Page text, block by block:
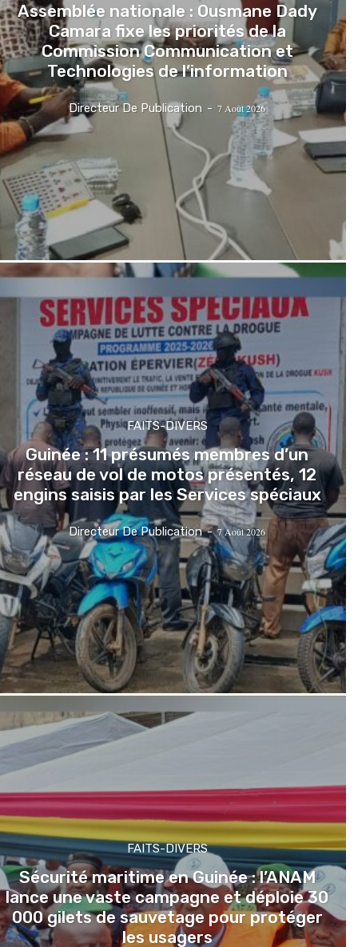
Assemblée nationale : Ousmane Dady
Camara fixe les priorités de la
Commission Communication et
Technologies de l’information
Directeur De Publication - 7 Août 2026
FAITS-DIVERS
Guinée : 11 présumés membres d’un
réseau de vol de motos présentés, 12
engins saisis par les Services spéciaux
Directeur De Publication - 7 Août 2026
FAITS-DIVERS
Sécurité maritime en Guinée : l’ANAM
lance une vaste campagne et déploie 30
000 gilets de sauvetage pour protéger
les usagers